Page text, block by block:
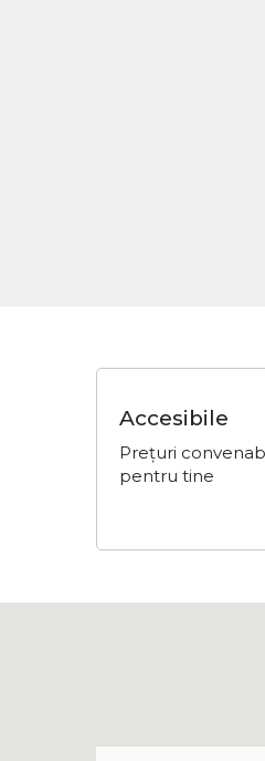
Accesibile
Prețuri
pentru tine